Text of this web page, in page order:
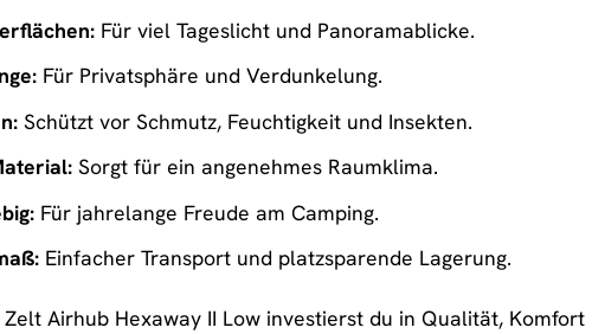
Für viel Tageslicht und Panoramablicke.
Für Privatsphäre und Verdunkelung.
Schützt vor Schmutz, Feuchtigkeit und Insekten.
Sorgt für ein angenehmes Raumklima.
Für jahrelange Freude am Camping.
Einfacher Transport und platzsparende Lagerung.
Zelt Airhub Hexaway II Low investierst du in Qualität,